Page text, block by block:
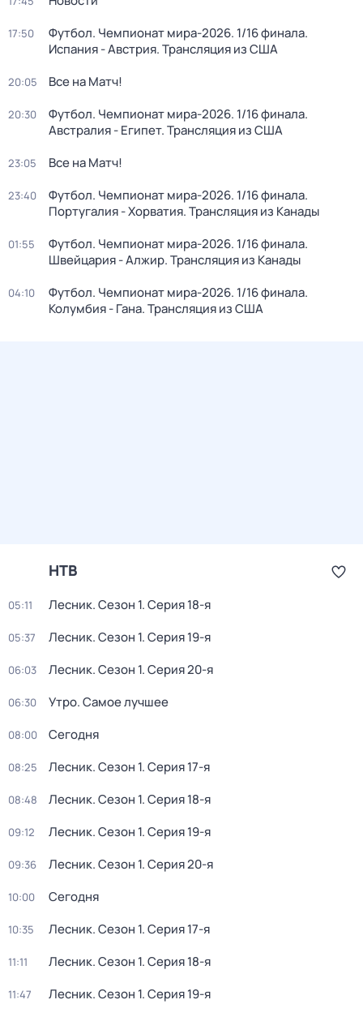
17:50
Футбол. Чемпионат мира-2026. 1/16 финала.
Испания - Австрия. Трансляция из США
20:05 Все на Матч!
20:30
Футбол. Чемпионат мира-2026. 1/16 финала.
Австралия - Египет. Трансляция из США
23:05 Все на Матч!
23:40
Футбол. Чемпионат мира-2026. 1/16 финала.
Португалия - Хорватия. Трансляция из Канады
01:55
Футбол. Чемпионат мира-2026. 1/16 финала.
Швейцария - Алжир. Трансляция из Канады
04:10
Футбол. Чемпионат мира-2026. 1/16 финала.
Колумбия - Гана. Трансляция из США
НТВ
05:11 Лесник. Сезон 1. Серия 18-я
05:37 Лесник. Сезон 1. Серия 19-я
06:03 Лесник. Сезон 1. Серия 20-я
06:30 Утро. Самое лучшее
08:00 Сегодня
08:25 Лесник. Сезон 1. Серия 17-я
08:48 Лесник. Сезон 1. Серия 18-я
09:12 Лесник. Сезон 1. Серия 19-я
09:36 Лесник. Сезон 1. Серия 20-я
10:00 Сегодня
10:35 Лесник. Сезон 1. Серия 17-я
11:11 Лесник. Сезон 1. Серия 18-я
11:47 Лесник. Сезон 1. Серия 19-я